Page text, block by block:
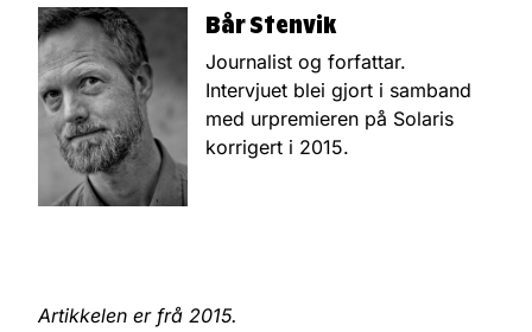
Bår Stenvik
Journalist og forfattar.
Intervjuet blei gjort i samband
med urpremieren på Solaris
korrigert i 2015.
Artikkelen er frå 2015.